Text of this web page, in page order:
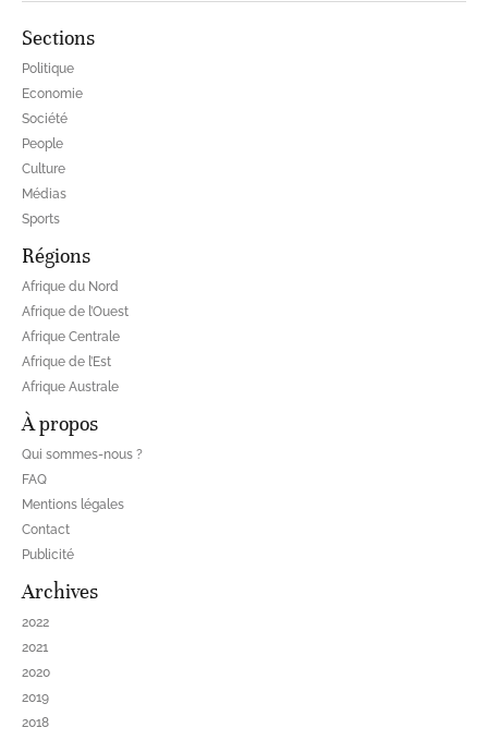
Sections
Politique
Economie
Société
People
Culture
Médias
Sports
Régions
Afrique du Nord
Afrique de l’Ouest
Afrique Centrale
Afrique de l’Est
Afrique Australe
À propos
Qui sommes-nous ?
FAQ
Mentions légales
Contact
Publicité
Archives
2022
2021
2020
2019
2018